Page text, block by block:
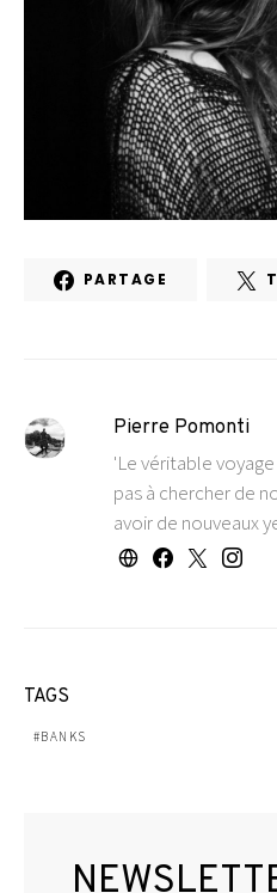
PARTAGE
Pierre Pomonti
'Le véritable
pas à chercher de
avoir de nouveaux
TAGS
BANKS